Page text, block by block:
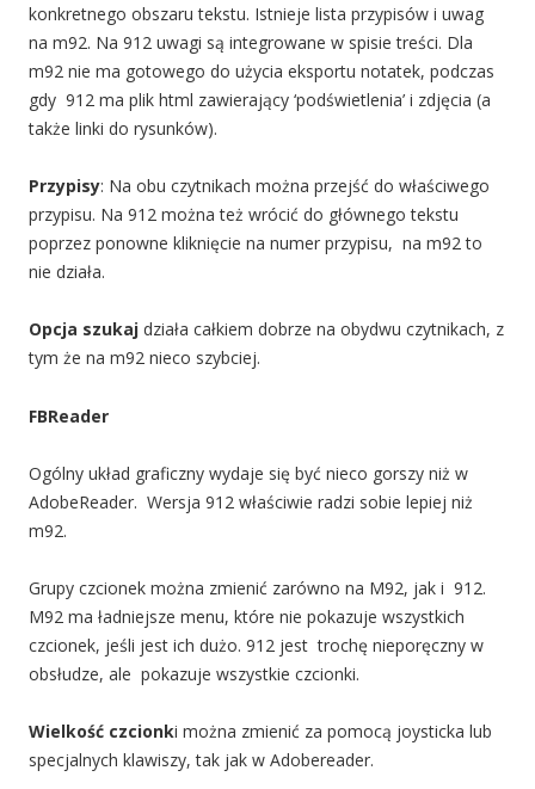
konkretnego obszaru tekstu. Istnieje lista przypisów i uwag
na m92. Na 912 uwagi są integrowane w spisie treści. Dla
m92 nie ma gotowego do użycia eksportu notatek, podczas
gdy 912 ma plik html zawierający ‘podświetlenia’ i zdjęcia (a
także linki do rysunków).
Przypisy: Na obu czytnikach można przejść do właściwego
przypisu. Na 912 można też wrócić do głównego tekstu
poprzez ponowne kliknięcie na numer przypisu, na m92 to
nie działa.
Opcja szukaj działa całkiem dobrze na obydwu czytnikach, z
tym że na m92 nieco szybciej.
FBReader
Ogólny układ graficzny wydaje się być nieco gorszy niż w
AdobeReader. Wersja 912 właściwie radzi sobie lepiej niż
m92.
Grupy czcionek można zmienić zarówno na M92, jak i 912.
M92 ma ładniejsze menu, które nie pokazuje wszystkich
czcionek, jeśli jest ich dużo. 912 jest trochę nieporęczny w
obsłudze, ale pokazuje wszystkie czcionki.
Wielkość czcionki można zmienić za pomocą joysticka lub
specjalnych klawiszy, tak jak w Adobereader.